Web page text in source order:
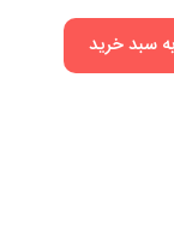
سبد خرید